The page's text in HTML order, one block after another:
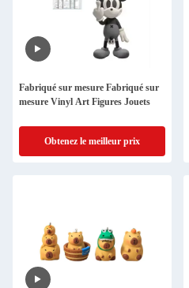
Fabriqué sur mesure Fabriqué sur
mesure Vinyl Art Figures Jouets
Obtenez le meilleur prix